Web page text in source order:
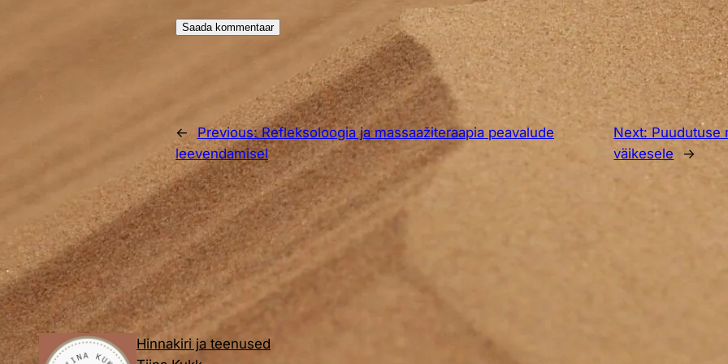
← Previous:Refleksoloogia ja massaažiteraapia peavalude
leevendamisel
Next: Puudutuse
väikesele
→
Hinnakiri ja teenused